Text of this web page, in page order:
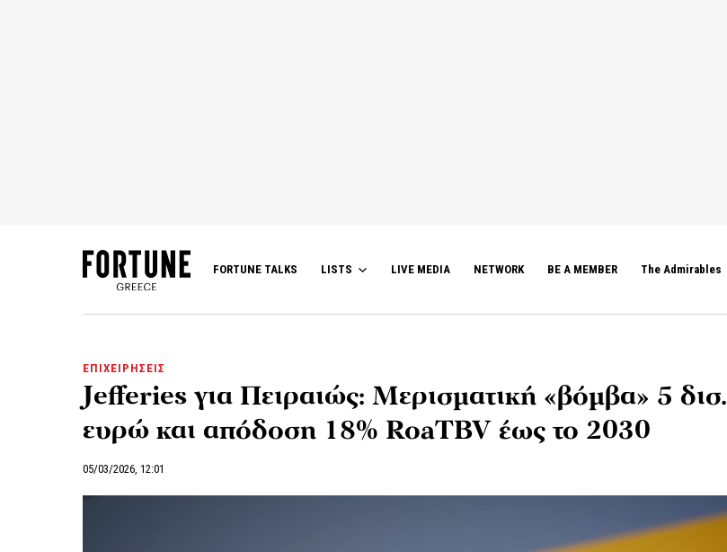
FORTUNE TALKS LISTS LIVE MEDIA NETWORK BE A MEMBER The Admirables
ΕΠΙΧΕΙΡΗΣΕΙΣ
Jefferies για Πειραιώς: Μερισματική «βόμβα» 5 δισ.
ευρώ και απόδοση 18% RoaTBV έως το 2030
05/03/2026, 12:01